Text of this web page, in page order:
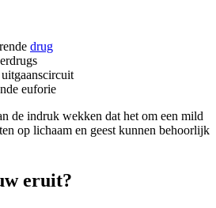
drug
euforie
de indruk wekken dat het om een mild
op lichaam en geest kunnen behoorlijk
eruit?